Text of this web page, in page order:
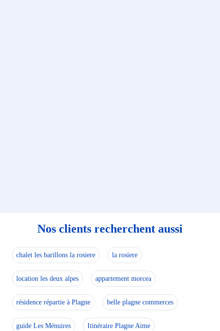
Nos clients recherchent aussi
chalet les barillons la rosiere la rosiere
location les deux alpes appartement morcea
résidence répartie à Plagne belle plagne commerces
guide Les Ménuires Itinéraire Plagne Aime